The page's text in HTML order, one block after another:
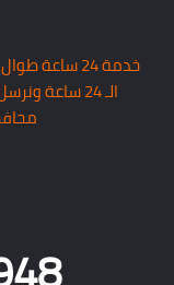
خدمة 24
الـ 24